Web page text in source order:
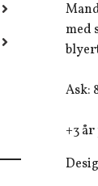
med
Ask:
+3